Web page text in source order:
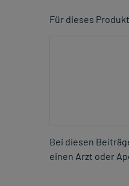
Für dieses
Bei diesen
einen Arzt oder